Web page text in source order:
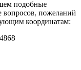
подобные
вопросов, пожеланий
координатам: